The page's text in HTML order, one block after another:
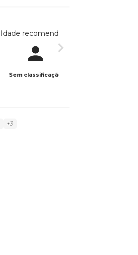
Idade recomendada
Sem classificação
+3